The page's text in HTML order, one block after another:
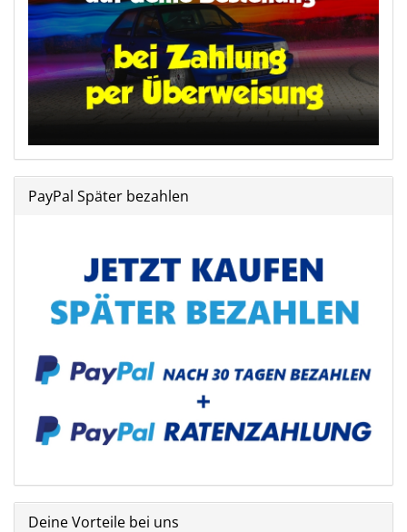
PayPal Später bezahlen
Deine Vorteile bei uns